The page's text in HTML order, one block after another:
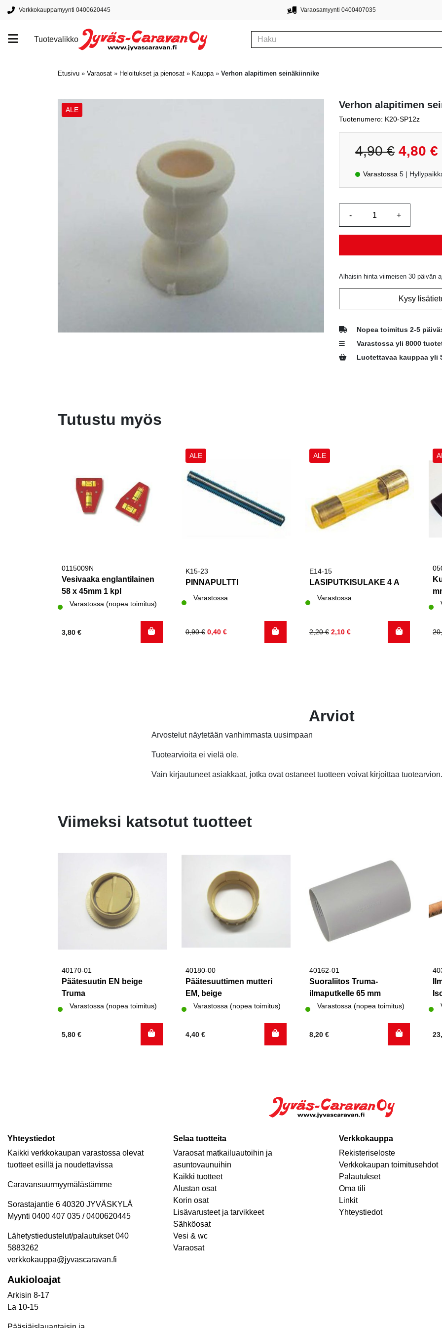
Verkkokauppamyynti 0400620445 Varaosamyynti 0400407035
Tuotevalikko
Etusivu » Varaosat » Heloitukset ja pienosat » Kauppa» Verhon alapitimen seinäkiinnike
ALE Verhon alapitimen
Tuotenumero: K20-SP12z
4,90€
hinta
oli:
4,80 €
Varastossa 5 |
Alhaisin hinta viimeisen 30 päivän
Kysy
Nopea toimitus 2-5
Varastossa yli 8000
Luotettavaa kauppaa yli
Tutustu myös
0115009N
Vesivaaka englantilainen
58 x 45mm 1 kpl
Varastossa (nopea toimitus)
3,80 €
ALE
K15-23
PINNAPULTTI
Varastossa
0,90€
Alkuperäinen
0,40 €
Nykyinen
ALE
E14-15
LASIPUTKISULAKE 4 A
Varastossa
2,20€
Alkuperäinen
2,10 €
Nykyinen
Arviot
Arvostelut näytetään vanhimmasta uusimpaan
Tuotearvioita ei vielä ole.
Vain kirjautuneet asiakkaat, jotka ovat ostaneet tuotteen voivat kirjoittaa tuotearvion.
Viimeksi katsotut tuotteet
40170-01
Päätesuutin EN beige
Truma
Varastossa (nopea toimitus)
5,80 €
40180-00
Päätesuuttimen mutteri
EM, beige
Varastossa (nopea toimitus)
4,40 €
40162-01
Suoraliitos Truma-
ilmaputkelle 65 mm
Varastossa (nopea toimitus)
8,20 €
Yhteystiedot
Kaikki verkkokaupan varastossa olevat
tuotteet esillä ja noudettavissa
Caravansuurmyymälästämme
Sorastajantie 6 40320 JYVÄSKYLÄ
Myynti 0400 407 035 / 0400620445
Lähetystiedustelut/palautukset 040
5883262
verkkokauppa@jyvascaravan.fi
Aukioloajat
Arkisin 8-17
La 10-15
Selaa tuotteita
Varaosat matkailuautoihin ja
asuntovaunuihin
Kaikki tuotteet
Alustan osat
Korin osat
Lisävarusteet ja tarvikkeet
Sähköosat
Vesi & wc
Varaosat
Verkkokauppa
Rekisteriseloste
Verkkokaupan toimitusehdot
Palautukset
Oma tili
Linkit
Yhteystiedot